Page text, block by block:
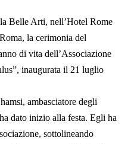
Belle Arti, nell’Hotel Rome
la cerimonia del
di vita dell’Associazione
inaugurata il 21 luglio
ambasciatore degli
dato inizio alla festa. Egli ha
sottolineando